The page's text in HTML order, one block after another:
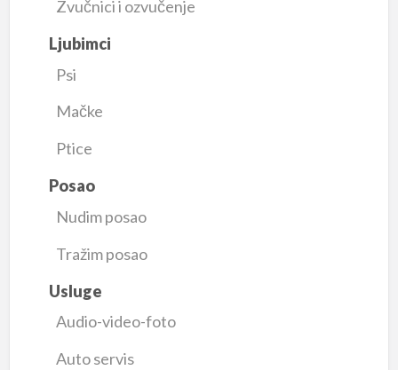
Zvučnici i ozvučenje
Ljubimci
Psi
Mačke
Ptice
Posao
Nudim posao
Tražim posao
Usluge
Audio-video-foto
Auto servis